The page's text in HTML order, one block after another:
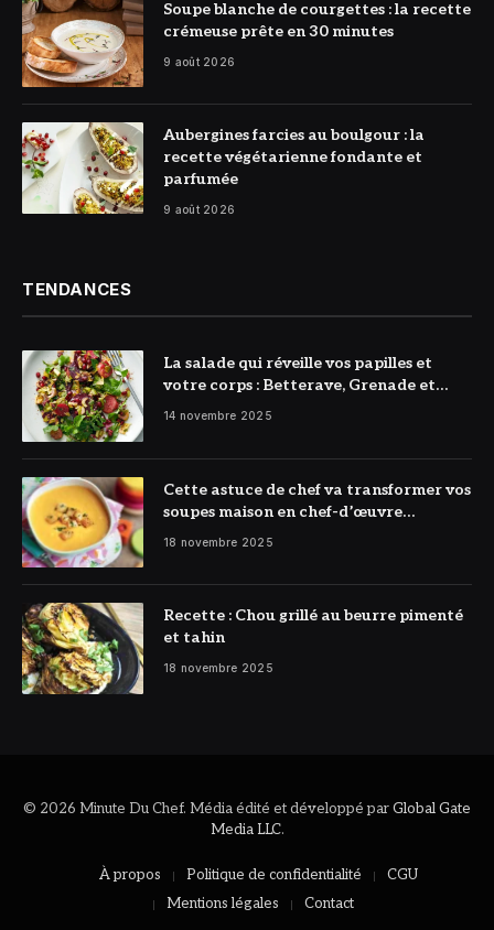
© DR
Soupe blanche de courgettes : la recette
crémeuse prête en 30 minutes
9 août 2026
© DR
Aubergines farcies au boulgour : la
recette végétarienne fondante et
parfumée
9 août 2026
TENDANCES
La salade qui réveille vos papilles et
votre corps : Betterave, Grenade et
Citron à l’honneur
14 novembre 2025
Cette astuce de chef va transformer vos
soupes maison en chef-d’œuvre
réconfortant
18 novembre 2025
Recette : Chou grillé au beurre pimenté
et tahin
18 novembre 2025
© 2026 Minute Du Chef. Média édité et développé parGlobal Gate
Media LLC.
À propos Politique de confidentialité
CGU
Mentions légales
Contact